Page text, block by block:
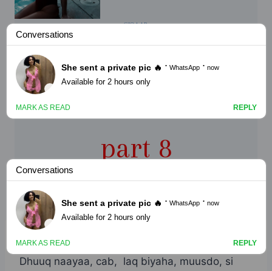
CIQAAB
Golaha dumarka
adoomaha ah
part 8
Dhuuq naayaa, cab, laq biyaha, muusdo, si